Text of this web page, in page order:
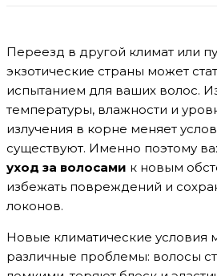
Переезд в другой климат или
экзотические страны может
испытанием для ваших волос.
температуры, влажности и
излучения в корне меняет
существуют. Именно поэтому
уход за волосами к новым
избежать повреждений и
локонов.
Новые климатические условия
различные проблемы: волосы